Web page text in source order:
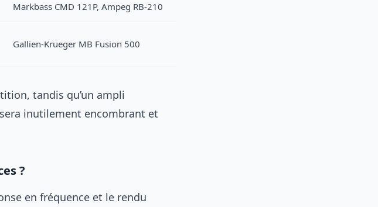
Markbass CMD 121P, Ampeg RB-210
Gallien-Krueger MB Fusion 500
tandis qu’un ampli
inutilement encombrant et
?
en fréquence et le rendu